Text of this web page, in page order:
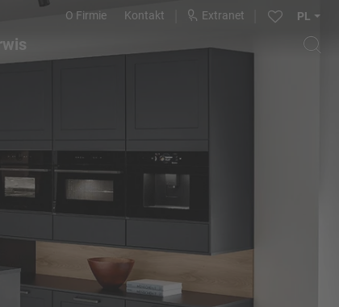
O Firmie Kontakt Extranet PL